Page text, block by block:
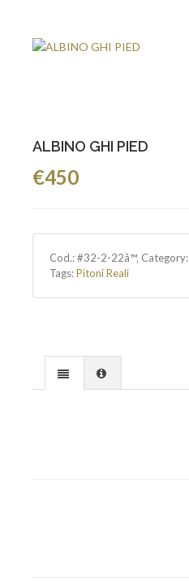
ALBINO GHI PIED
€450
Cod.:#32-2-22â™‚ Category:
Tags:Pitoni Reali